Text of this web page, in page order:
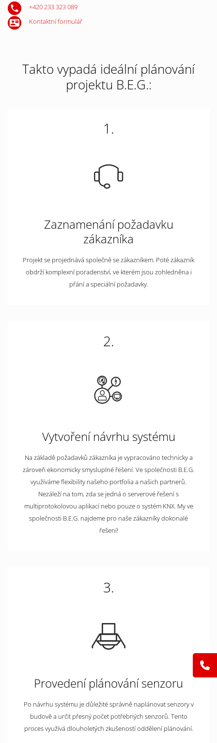
+420 233 323 089
Kontaktní formulář
Takto vypadá ideální plánování
projektu B.E.G.:
1.
Zaznamenání požadavku
zákazníka
Projekt se projednává společně se zákazníkem. Poté zákazník
obdrží komplexní poradenství, ve kterém jsou zohledněna i
přání a speciální požadavky.
2.
Vytvoření návrhu systému
Na základě požadavků zákazníka je vypracováno technicky a
zároveň ekonomicky smysluplné řešení. Ve společnosti B.E.G.
využíváme flexibility našeho portfolia a našich partnerů.
Nezáleží na tom, zda se jedná o serverové řešení s
multiprotokolovou aplikací nebo pouze o systém KNX. My ve
společnosti B.E.G. najdeme pro naše zákazníky dokonalé
řešení!
3.
Provedení plánování senzoru
Po návrhu systému je důležité správně naplánovat senzory v
budově a určit přesný počet potřebných senzorů. Tento
proces využívá dlouholetých zkušeností oddělení plánování.